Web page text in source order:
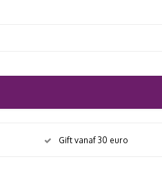
Gift vanaf 30 euro